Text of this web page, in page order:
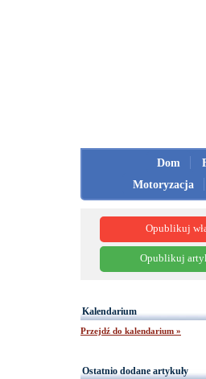
Dom
Motoryzacja
Opublikuj
Opublikuj
Kalendarium
Przejdź do kalendarium »
Ostatnio dodane artykuły